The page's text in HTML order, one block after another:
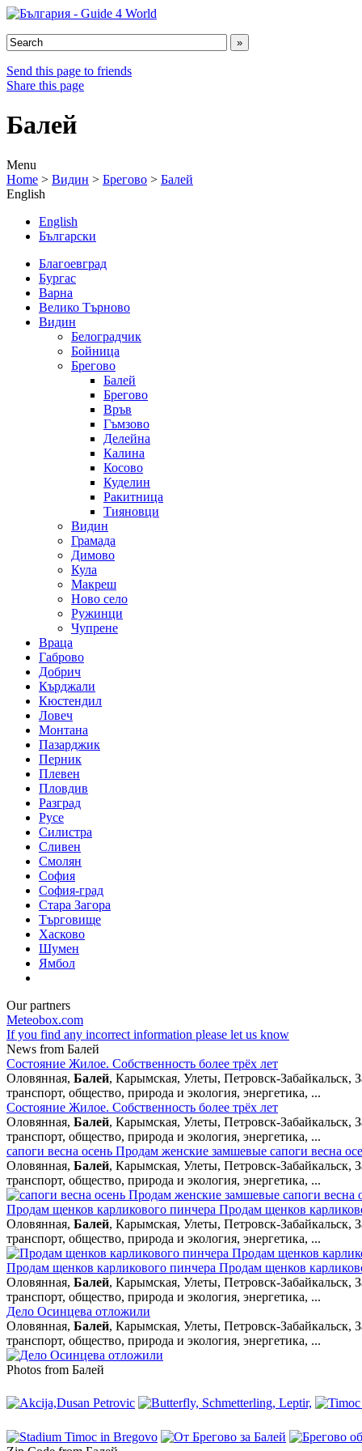
Send this page to friends
Share this page
Балей
Menu
Home > Видин > Брегово > Балей
English
English
Български
Благоевград
Бургас
Варна
Велико Търново
Видин
Белоградчик
Бойница
Брегово
Балей
Брегово
Връв
Гъмзово
Делейна
Калина
Косово
Куделин
Ракитница
Тияновци
Видин
Грамада
Димово
Кула
Макреш
Ново село
Ружинци
Чупрене
Враца
Габрово
Добрич
Кърджали
Кюстендил
Ловеч
Монтана
Пазарджик
Перник
Плевен
Пловдив
Разград
Русе
Силистра
Сливен
Смолян
София
София-град
Стара Загора
Търговище
Хасково
Шумен
Ямбол
Our partners
Meteobox.com
If you find any incorrect information please let us know
News from Балей
Состояние Жилое. Собственность более трёх лет
Оловянная, Балей, Карымская, Улеты, Петровск-Забайкальск,
транспорт, общество, природа и экология, энергетика, ...
Состояние Жилое. Собственность более трёх лет
Оловянная, Балей, Карымская, Улеты, Петровск-Забайкальск,
транспорт, общество, природа и экология, энергетика, ...
сапоги весна осень Продам женские замшевые сапоги весна
Оловянная, Балей, Карымская, Улеты, Петровск-Забайкальск,
транспорт, общество, природа и экология, энергетика, ...
Продам щенков карликового пинчера Продам щенков
Оловянная, Балей, Карымская, Улеты, Петровск-Забайкальск,
транспорт, общество, природа и экология, энергетика, ...
Продам щенков карликового пинчера Продам щенков
Оловянная, Балей, Карымская, Улеты, Петровск-Забайкальск,
транспорт, общество, природа и экология, энергетика, ...
Дело Осинцева отложили
Оловянная, Балей, Карымская, Улеты, Петровск-Забайкальск,
транспорт, общество, природа и экология, энергетика, ...
Photos from Балей